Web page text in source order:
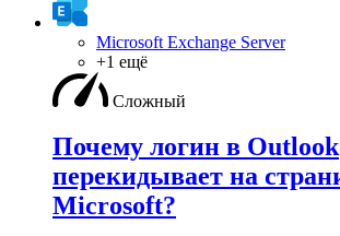
Microsoft Exchange Server
+1 ещё
Сложный
Почему логин в Outlook
перекидывает на
Microsoft?